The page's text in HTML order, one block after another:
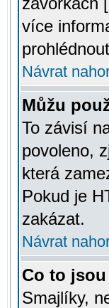
více
Návrat
Můžu
To závisí
povoleno,
která
Pokud je
zakázat.
Návrat
Co to
Smajlíky,